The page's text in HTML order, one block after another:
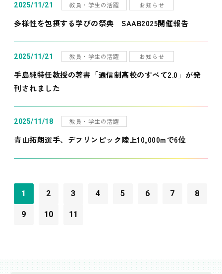
2025/11/21 教員・学生の活躍 お知らせ
多様性を包摂する学びの祭典 SAAB2025開催報告
2025/11/21 教員・学生の活躍 お知らせ
手島純特任教授の著書「通信制高校のすべて2.0」が発
刊されました
2025/11/18 教員・学生の活躍
青山拓朗選手、デフリンピック陸上10,000mで6位
1 2 3 4 5 6 7 8
9 10 11